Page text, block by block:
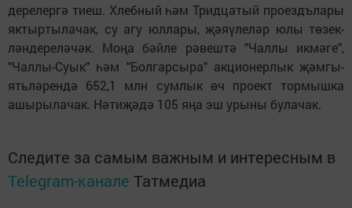
де­ре­лер­гә ти­еш. Хлеб­ный һәм Трид­ца­тый про­ездъ­ла­ры
як­тыр­ты­ла­чак, су агу юл­ла­ры, җә­яү­ле­ләр юлы тө­зек­
лән­де­ре­лә­чәк. Мо­ңа бәй­ле рә­веш­тә "Чал­лы ик­мә­ге",
"Чал­лы-Су­ык" һәм "Бол­гар­сы­ра" ак­ци­о­нер­лык җәм­гы­
ять­лә­рен­дә 652,1 млн сум­лык өч про­ект тор­мыш­ка
ашы­ры­ла­чак. Нә­ти­җә­дә 105 яңа эш уры­ны бу­ла­чак.
Следите за самым важным и интересным в
Telegram-канале Татмедиа